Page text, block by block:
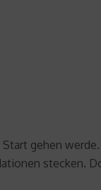
gehen
stecken.